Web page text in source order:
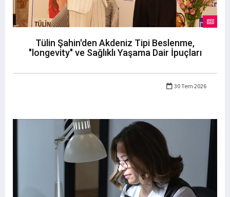
Tülin Şahin'den Akdeniz Tipi Beslenme,
"longevity" ve Sağlıklı Yaşama Dair İpuçları
30 Tem 2026